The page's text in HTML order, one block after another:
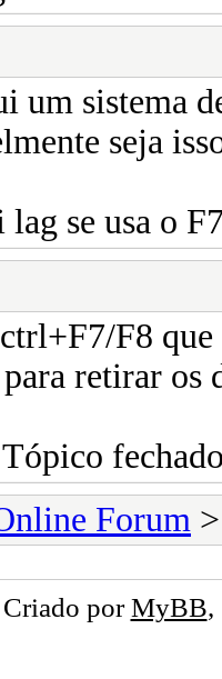
um sistema
seja
se usa o
F8
retirar os
Forum
Criado porMyBB,